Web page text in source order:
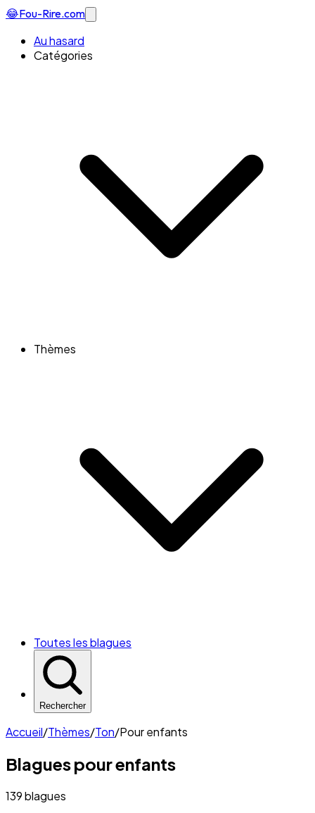
😂Fou-Rire.com
Au hasard
Catégories
Thèmes
Toutes les blagues
Rechercher
Accueil/Thèmes/Ton/Pour enfants
Blaguespour enfants
139 blagues